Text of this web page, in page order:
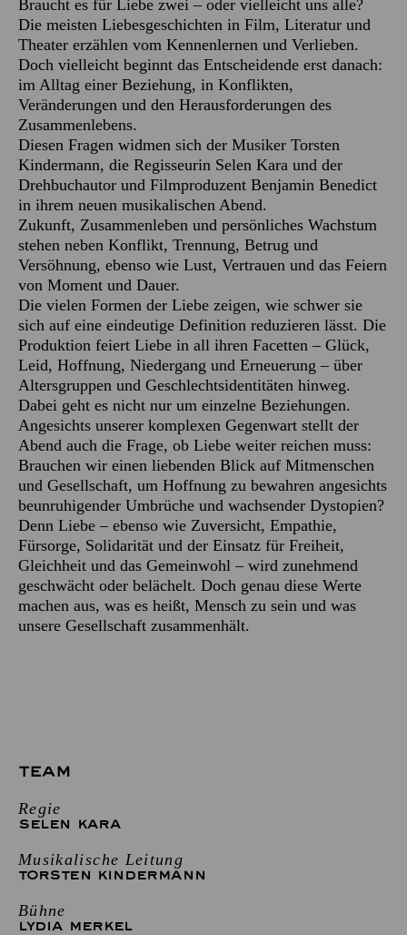
Braucht es für Liebe zwei – oder vielleicht uns alle?
Die meisten Liebesgeschichten in Film, Literatur und
Theater erzählen vom Kennenlernen und Verlieben.
Doch vielleicht beginnt das Entscheidende erst danach:
im Alltag einer Beziehung, in Konflikten,
Veränderungen und den Herausforderungen des
Zusammenlebens.
Diesen Fragen widmen sich der Musiker Torsten
Kindermann, die Regisseurin Selen Kara und der
Drehbuchautor und Filmproduzent Benjamin Benedict
in ihrem neuen musikalischen Abend.
Zukunft, Zusammenleben und persönliches Wachstum
stehen neben Konflikt, Trennung, Betrug und
Versöhnung, ebenso wie Lust, Vertrauen und das Feiern
von Moment und Dauer.
Die vielen Formen der Liebe zeigen, wie schwer sie
sich auf eine eindeutige Definition reduzieren lässt. Die
Produktion feiert Liebe in all ihren Facetten – Glück,
Leid, Hoffnung, Niedergang und Erneuerung – über
Altersgruppen und Geschlechtsidentitäten hinweg.
Dabei geht es nicht nur um einzelne Beziehungen.
Angesichts unserer komplexen Gegenwart stellt der
Abend auch die Frage, ob Liebe weiter reichen muss:
Brauchen wir einen liebenden Blick auf Mitmenschen
und Gesellschaft, um Hoffnung zu bewahren angesichts
beunruhigender Umbrüche und wachsender Dystopien?
Denn Liebe – ebenso wie Zuversicht, Empathie,
Fürsorge, Solidarität und der Einsatz für Freiheit,
Gleichheit und das Gemeinwohl – wird zunehmend
geschwächt oder belächelt. Doch genau diese Werte
machen aus, was es heißt, Mensch zu sein und was
unsere Gesellschaft zusammenhält.
TEAM
Regie
SELEN KARA
Musikalische Leitung
TORSTEN KINDERMANN
Bühne
LYDIA MERKEL